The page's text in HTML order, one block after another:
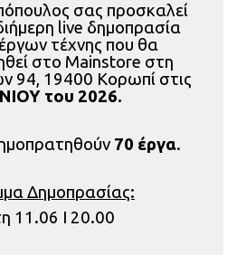
σας προσκαλεί
live δημοπρασία
τέχνης που θα
στο Mainstore στη
94, 19400 Κορωπί στις
του 2026.
70 έργα.
Δημοπρασίας:
11.06 Ι 20.00